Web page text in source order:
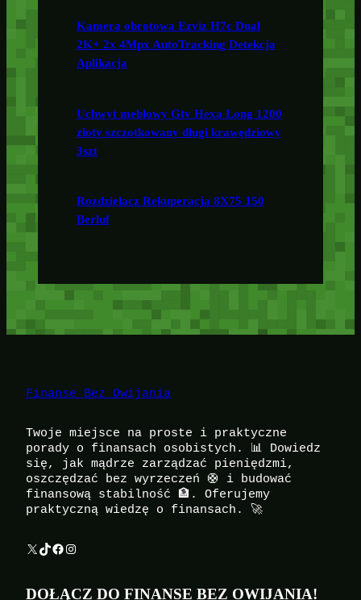
Kamera obrotowa Ezviz H7c Dual
2K+ 2x 4Mpx AutoTracking Detekcja
Aplikacja
Uchwyt meblowy Gtv Hexa Long 1200
złoty szczotkowany długi krawędziowy
3szt
Rozdzielacz Rekuperacja 8X75 150
Berluf
Finanse Bez Owijania
Twoje miejsce na proste i praktyczne
porady o finansach osobistych. 📊 Dowiedz
się, jak mądrze zarządzać pieniędzmi,
oszczędzać bez wyrzeczeń 🛟 i budować
finansową stabilność 🏦. Oferujemy
praktyczną wiedzę o finansach. 🚀
X TikTok Facebook Instagram
DOŁĄCZ DO FINANSE BEZ OWIJANIA!